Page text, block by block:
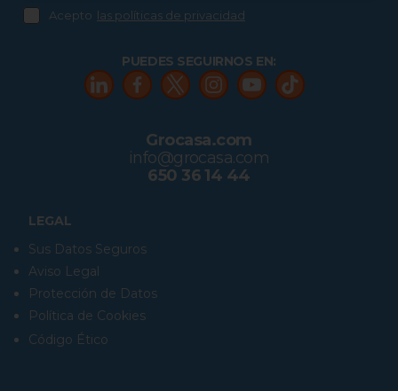
Acepto las políticas de privacidad
LEGAL
Sus Datos Seguros
Aviso Legal
Protección de Datos
Política de Cookies
Código Ético
PUEDES SEGUIRNOS EN:
Grocasa.com
info@grocasa.com
650 36 14 44